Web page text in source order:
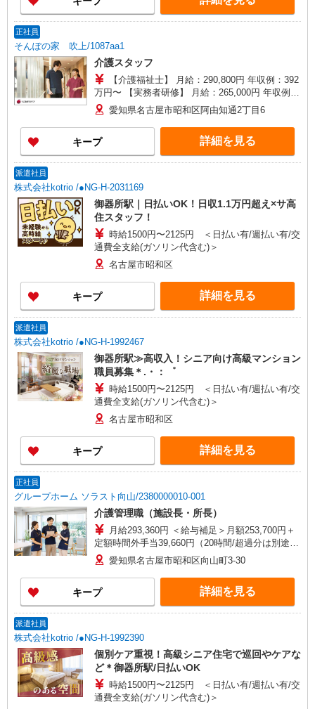
正社員
そんぽの家 吹上/1087aa1
介護スタッフ
【介護福祉士】 月給：290,800円 年収例：392
万円〜 【実務者研修】 月給：265,000円 年収例：
360万円〜 【初任者研修・無資格】 月給：
249,300円 年収例：337万円〜 ※職務手当、働き
がい向上手当、日祝手当（月平均2回分）、夜勤手
当（月平均5回分）等、毎月平均的に支払われる手
当を含みます。 ※介護福祉士のみ、特別職務手当
分〜） ◎賞与 基本給2.08ヶ月分/年支給
愛知県名古屋市昭和区阿由知通2丁目6
キープ 詳細を見る
派遣社員
株式会社kotrio /●NG-H-2031169
御器所駅｜日払いOK！日収1.1万円超え×サ高
住スタッフ！
時給1500円〜2125円 ＜日払い有/週払い有/交
通費全支給(ガソリン代含む)＞
名古屋市昭和区
キープ 詳細を見る
派遣社員
株式会社kotrio /●NG-H-1992467
御器所駅≫高収入！シニア向け高級マンション
職員募集＊.・：゜
時給1500円〜2125円 ＜日払い有/週払い有/交
通費全支給(ガソリン代含む)＞
名古屋市昭和区
キープ 詳細を見る
正社員
グループホーム ソラスト向山/2380000010-001
介護管理職（施設長・所長）
月給293,360円 ＜給与補足＞月額253,700円＋
定額時間外手当39,660円（20時間/超過分は別途支
給）※深夜割増（22〜5時）、夜勤手当（8,500円/
回）
愛知県名古屋市昭和区向山町3-30
キープ 詳細を見る
派遣社員
株式会社kotrio /●NG-H-1992390
個別ケア重視！高級シニア住宅で巡回やケアな
ど＊御器所駅/日払いOK
時給1500円〜2125円 ＜日払い有/週払い有/交
通費全支給(ガソリン代含む)＞